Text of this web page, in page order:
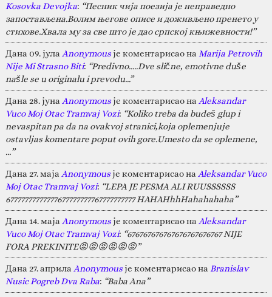
Kosovka Devojka: “Песник чија поезија је неправедно
запостављена.Волим његове описе и доживљено пренето у
стихове.Хвала му за све што је дао српској књижевности!”
Дана 09. јула Anonymousје коментарисао на Marija Petrovih
Nije Mi Strasno Biti: “Predivno.....Dve slične, emotivne duše
našle se u originalu i prevodu...”
Дана 28. јуна Anonymousје коментарисао на Aleksandar
Vuco Moj Otac Tramvaj Vozi: “Koliko treba da budeš glup i
nevaspitan pa da na ovakvoj stranici,koja oplemenjuje
ostavljas komentare poput ovih gore.Umesto da se oplemene,
…”
Дана 27. маја Anonymousје коментарисао на Aleksandar Vuco
Moj Otac Tramvaj Vozi: “LEPA JE PESMA ALI RUUSSSSSS
67777777777777677777777767777777777 HAHAHhhHahahahaha”
Дана 14. маја Anonymousје коментарисао на Aleksandar
Vuco Moj Otac Tramvaj Vozi: “676767676767676767676767 NIJE
FORA PREKINITE😡😡😡😡😡😡”
Дана 27. априла Anonymousје коментарисао на Branislav
Nusic Pogreb Dva Raba: “Baba Ana”